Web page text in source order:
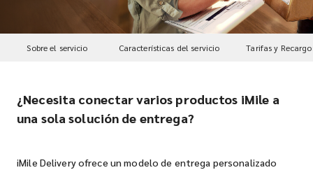
Sobre el servicio Características del servicio Tarifas y
¿Necesita conectar varios productos iMile a
una sola solución de entrega?
iMile Delivery ofrece un modelo de entrega personalizado
iMile Chat